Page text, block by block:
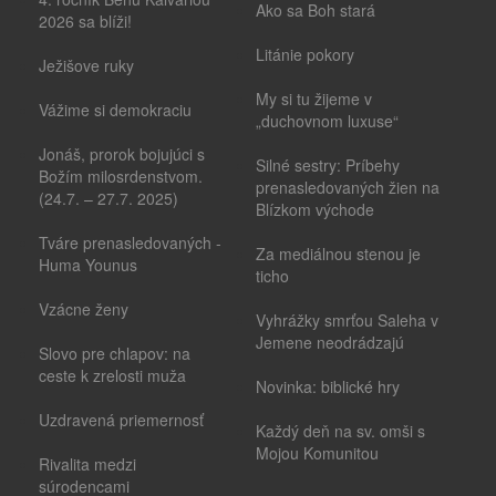
2026 sa blíži!
Ježišove ruky
Vážime si demokraciu
Jonáš, prorok bojujúci s
Božím milosrdenstvom.
(24.7. – 27.7. 2025)
Tváre prenasledovaných -
Huma Younus
Vzácne ženy
Slovo pre chlapov: na
ceste k zrelosti muža
Uzdravená priemernosť
Rivalita medzi
súrodencami
Ako sa Boh stará
Litánie pokory
My si tu žijeme v
„duchovnom luxuse“
Silné sestry: Príbehy
prenasledovaných žien na
Blízkom východe
Za mediálnou stenou je
ticho
Vyhrážky smrťou Saleha v
Jemene neodrádzajú
Novinka: biblické hry
Každý deň na sv. omši s
Mojou Komunitou